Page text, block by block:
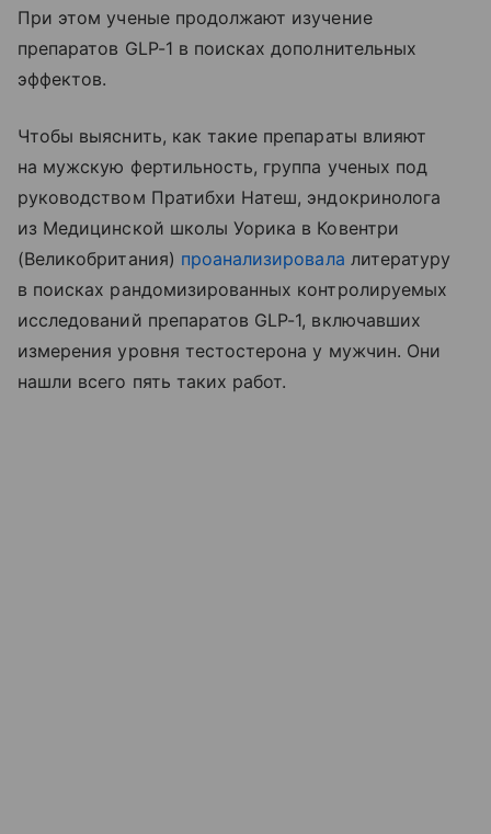
При этом ученые продолжают изучение
препаратов GLP-1 в поисках дополнительных
эффектов.
Чтобы выяснить, как такие препараты влияют
на мужскую фертильность, группа ученых под
руководством Пратибхи Натеш, эндокринолога
из Медицинской школы Уорика в Ковентри
(Великобритания) проанализировала литературу
в поисках рандомизированных контролируемых
исследований препаратов GLP-1, включавших
измерения уровня тестостерона у мужчин. Они
нашли всего пять таких работ.